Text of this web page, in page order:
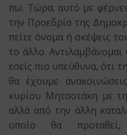
πω. Τώρα, αυτό με
την Προεδρία της
πείτε όνομα ή σκέψεις
το άλλο.
εσείς πιο υπεύθυνα, ότι
θα έχουμε
κυρίου Μητσοτάκη με
αλλά από την άλλη
οποίο θα